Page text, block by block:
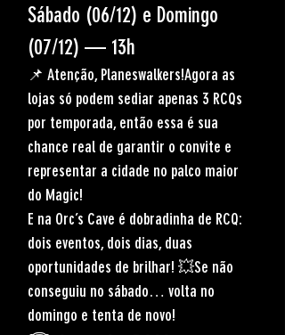
Sábado (06/12) e Domingo
(07/12) — 13h
📌 Atenção, Planeswalkers!Agora as
lojas só podem sediar apenas 3 RCQs
por temporada, então essa é sua
chance real de garantir o convite e
representar a cidade no palco maior
do Magic!
E na Orc’s Cave é dobradinha de RCQ:
dois eventos, dois dias, duas
oportunidades de brilhar! 💥Se não
conseguiu no sábado… volta no
domingo e tenta de novo!